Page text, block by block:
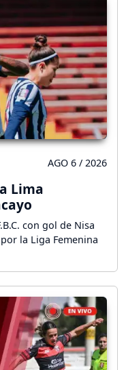
AGO 6 / 2026
Lima
con gol de Nisa
la Liga Femenina